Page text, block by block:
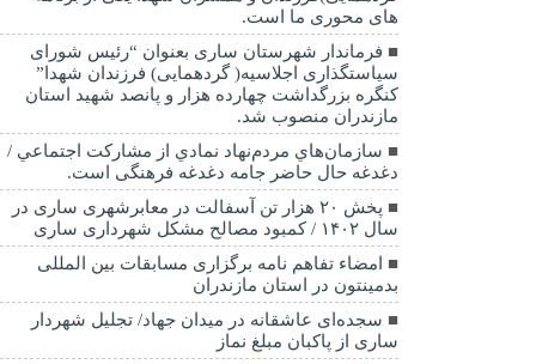
های محوری ما است.
فرماندار شهرستان ساری بعنوان “رئیس شورای
سیاستگذاری اجلاسیه( گردهمایی) فرزندان شهدا”
کنگره بزرگداشت چهارده هزار و پانصد شهید استان
مازندران منصوب شد.
سازمان‌هاي مردم‌نهاد نمادي از مشاركت اجتماعي /
دغدغه حال حاضر جامه دغدغه فرهنگی است.
پخش ۲۰ هزار تن آسفالت در معابرشهری ساری در
سال ۱۴۰۲ / کمبود مصالح مشکل شهرداری ساری
امضاء تفاهم نامه برگزاری مسابقات بین المللی
بدمینتون در استان مازندران
سجده‌ای عاشقانه در میدان جهاد/ تجلیل شهردار
ساری از پاکبان مبلغ نماز